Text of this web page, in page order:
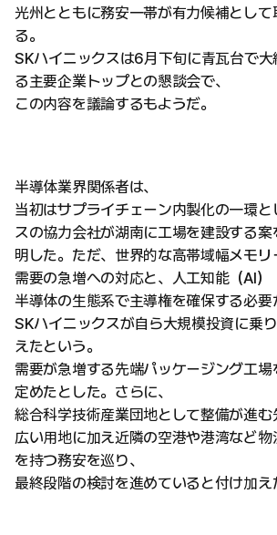
光州とともに務安一帯が有力候補とし
る。
SKハイニックスは6月下旬に青瓦台で
る主要企業トップとの懇談会で、
この内容を議論するもようだ。
半導体業界関係者は、
当初はサプライチェーン内製化の一環
スの協力会社が湖南に工場を建設する
明した。ただ、世界的な高帯域幅メモリ
需要の急増への対応と、人工知能（AI）
半導体の生態系で主導権を確保する必要
SKハイニックスが自ら大規模投資に乗
えたという。
需要が急増する先端パッケージング工
定めたとした。さらに、
総合科学技術産業団地として整備が進む
広い用地に加え近隣の空港や港湾など
を持つ務安を巡り、
最終段階の検討を進めていると付け加え